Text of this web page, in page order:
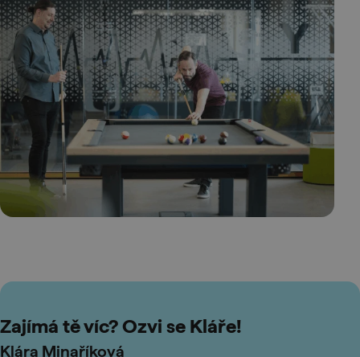
Zajímá tě víc? Ozvi se Kláře!
Klára Minaříková